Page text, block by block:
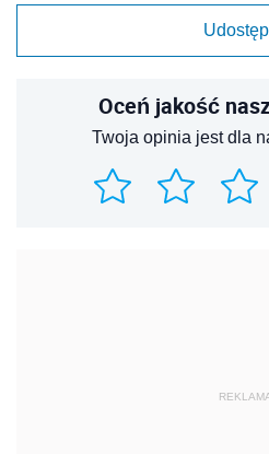
Oceń jakość
Twoja opinia jest dla